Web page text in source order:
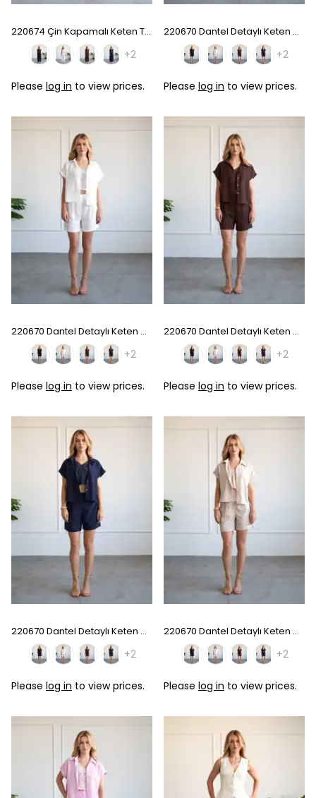
220674 Çin Kapamalı Keten Takım - Pink
+2
Please log in to view prices.
220670 Dantel Detaylı Keten Gömlek Şort Takım - Black
+2
Please log in to view prices.
220670 Dantel Detaylı Keten Gömlek Şort Takım - White
+2
Please log in to view prices.
220670 Dantel Detaylı Keten Gömlek Şort Takım - Coffee
+2
Please log in to view prices.
220670 Dantel Detaylı Keten Gömlek Şort Takım - Navy Blue
+2
Please log in to view prices.
220670 Dantel Detaylı Keten Gömlek Şort Takım - Stone
+2
Please log in to view prices.